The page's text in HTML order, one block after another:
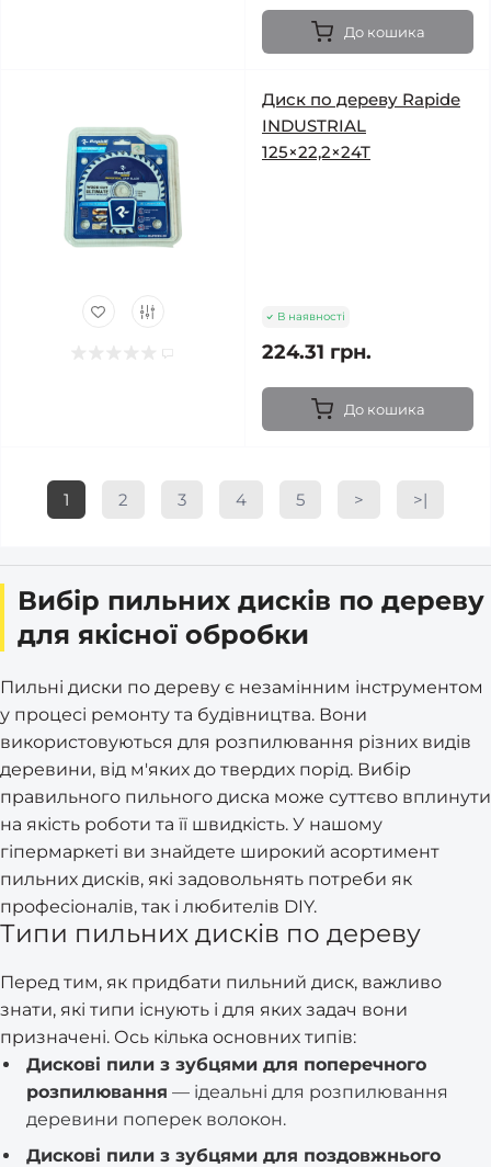
До кошика
Диск по дереву Rapide
INDUSTRIAL
125×22,2×24T
В наявності
224.31 грн.
До кошика
1 2 3 4 5 > >|
Вибір пильних дисків по дереву
для якісної обробки
Пильні диски по дереву є незамінним інструментом
у процесі ремонту та будівництва. Вони
використовуються для розпилювання різних видів
деревини, від м'яких до твердих порід. Вибір
правильного пильного диска може суттєво вплинути
на якість роботи та її швидкість. У нашому
гіпермаркеті ви знайдете широкий асортимент
пильних дисків, які задовольнять потреби як
професіоналів, так і любителів DIY.
Типи пильних дисків по дереву
Перед тим, як придбати пильний диск, важливо
знати, які типи існують і для яких задач вони
призначені. Ось кілька основних типів:
Дискові пили з зубцями для поперечного
розпилювання — ідеальні для розпилювання
деревини поперек волокон.
Дискові пили з зубцями для поздовжнього